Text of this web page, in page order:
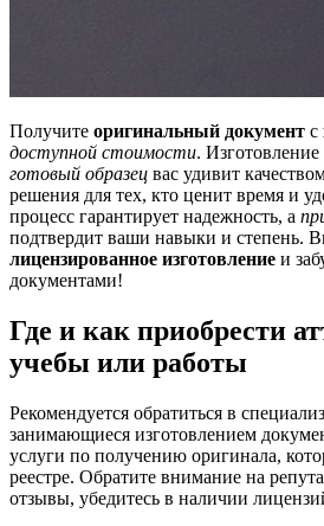
Получите оригинальный документ с
доступной стоимости.
готовый образец вас удивит
решения для тех, кто ценит время и
процесс гарантирует надежность, а
подтвердит ваши навыки и степень.
лицензированное изготовление и
документами!
Где и как приобрести
учебы или работы
Рекомендуется обратиться в
занимающиеся изготовлением
услуги по получению оригинала,
реестре. Обратите внимание на
отзывы, убедитесь в наличии